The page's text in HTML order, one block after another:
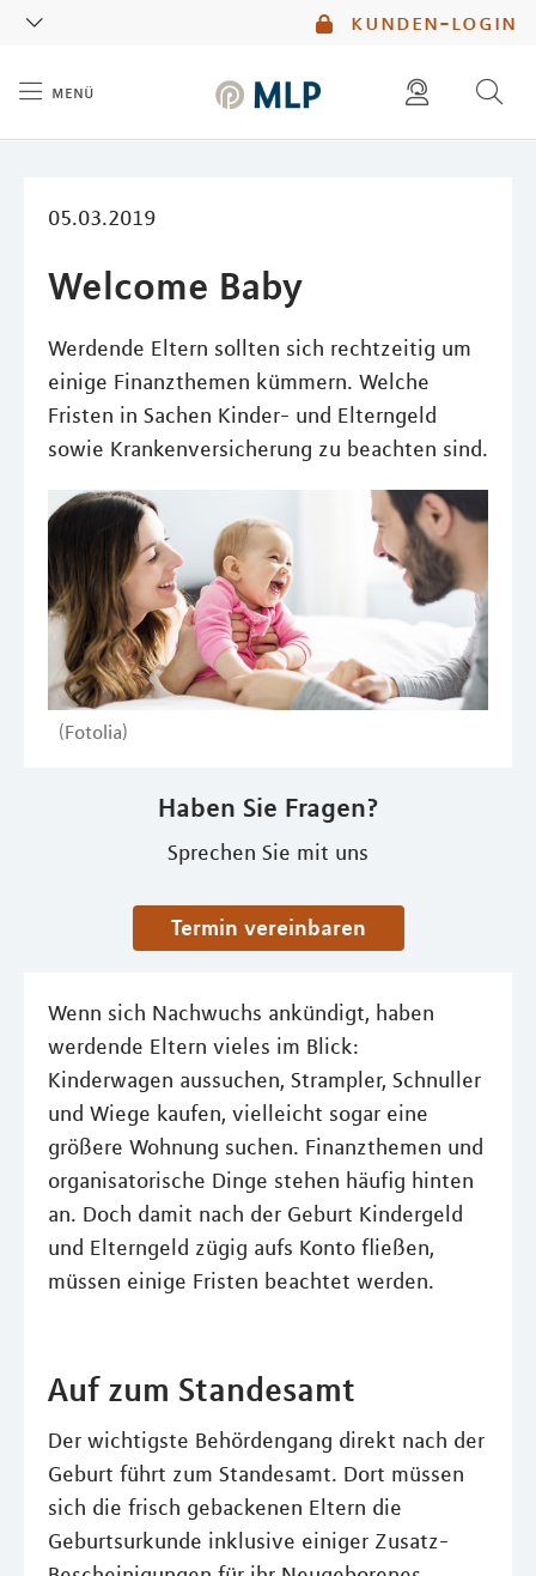
kunden-login
menü
05.03.2019
Welcome Baby
Werdende Eltern sollten sich rechtzeitig um
einige Finanzthemen kümmern. Welche
Fristen in Sachen Kinder- und Elterngeld
sowie Krankenversicherung zu beachten sind.
(Fotolia)
Haben Sie Fragen?
Sprechen Sie mit uns
Termin vereinbaren
Wenn sich Nachwuchs ankündigt, haben
werdende Eltern vieles im Blick:
Kinderwagen aussuchen, Strampler, Schnuller
und Wiege kaufen, vielleicht sogar eine
größere Wohnung suchen. Finanzthemen und
organisatorische Dinge stehen häufig hinten
an. Doch damit nach der Geburt Kindergeld
und Elterngeld zügig aufs Konto fließen,
müssen einige Fristen beachtet werden.
Auf zum Standesamt
Der wichtigste Behördengang direkt nach der
Geburt führt zum Standesamt. Dort müssen
sich die frisch gebackenen Eltern die
Geburtsurkunde inklusive einiger Zusatz-